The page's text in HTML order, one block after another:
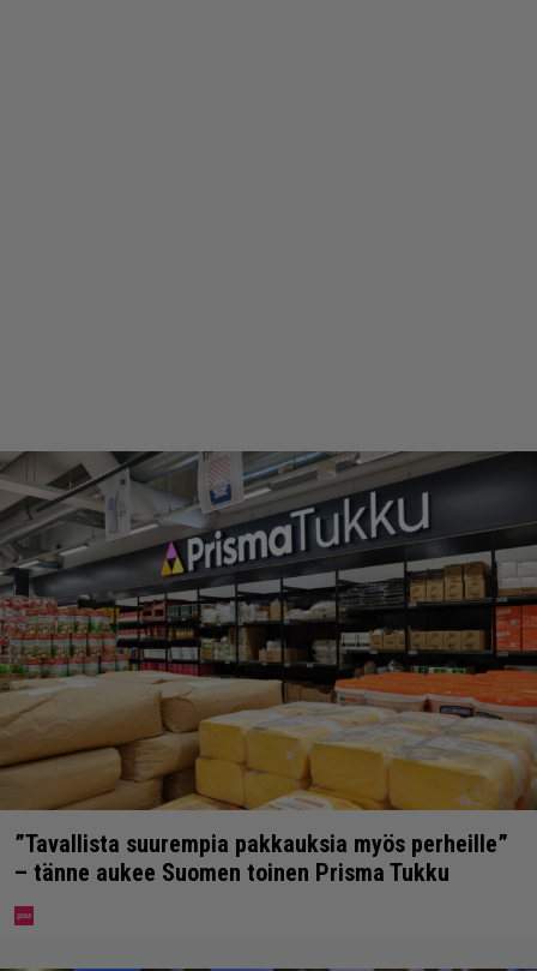
”Tavallista suurempia pakkauksia myös perheille”
– tänne aukee Suomen toinen Prisma Tukku